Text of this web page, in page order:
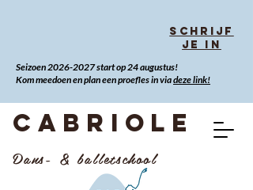
CABRIOLE
Dans- & balletschool
Schrijf
je in
Seizoen2026-2027start op 24 augustus!
Kom meedoen en plan een proefles in viadeze link!